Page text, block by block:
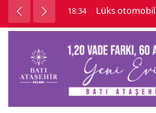
kavga çıktı 18:34 Lüks